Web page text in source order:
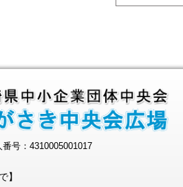
番号：4310005001017
】